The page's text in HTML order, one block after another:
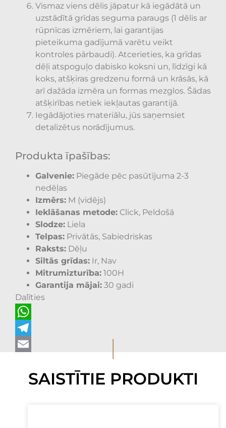
Vismaz viens dēlis jāpatur kā iegādātā un
uzstādītā grīdas seguma paraugs (1 dēlis ar
rūpnīcas izmēriem, lai garantijas
pieteikuma gadījumā varētu veikt
kontroles pārbaudi). Atcerieties, ka grīdas
dēļi atspoguļo dabisko koksni un, līdzīgi kā
koks, atšķiras gredzenu formā un krāsās, kā
arī dažāda izmēra un formas mezglos. Šādas
atšķirības netiek iekļautas garantijā.
Iegādājoties materiālu, jūs saņemsiet
detalizētus norādījumus.
Produkta īpašības:
Galvenie: Piegāde pēc pasūtījuma 2-3
nedēļas
Izmērs: M (vidējs)
Ieklāšanas metode: Click, Peldošā
Slodze: Liela
Telpas: Privātās, Sabiedriskas
Raksts: Dēļu
Siltās grīdas: Ir, Nav
Mitrumizturība: 100H
Garantija mājai: 30 gadi
Dalīties
WhatsApp
Telegram
I
SAISTĪTIE PRODUKTI